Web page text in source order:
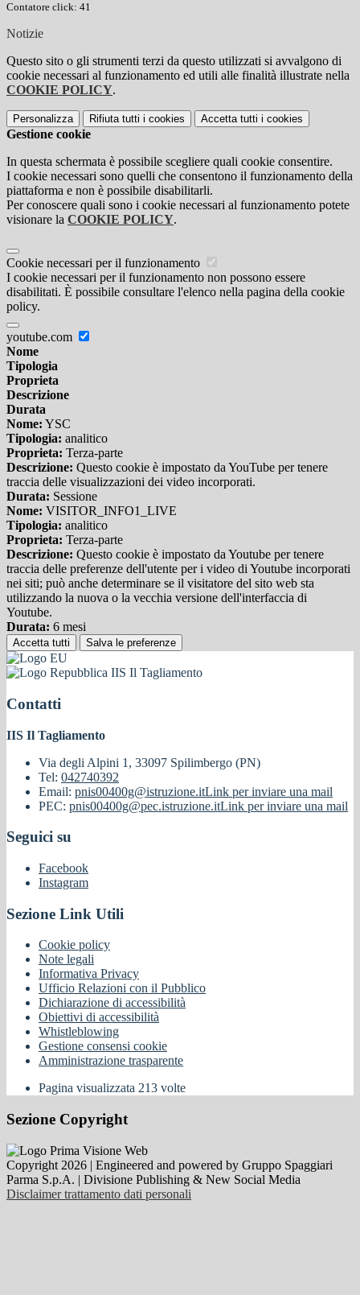
Contatore click: 41
Notizie
Questo sito o gli strumenti terzi da questo utilizzati si avvalgono di
cookie necessari al funzionamento ed utili alle finalità illustrate nella
COOKIE POLICY.
Personalizza Rifiuta tutti i cookies Accetta tutti i cookies
Gestione cookie
In questa schermata è possibile scegliere quali cookie consentire.
I cookie necessari sono quelli che consentono il funzionamento della
piattaforma e non è possibile disabilitarli.
Per conoscere quali sono i cookie necessari al funzionamento potete
visionare la COOKIE POLICY.
Cookie necessari per il funzionamento
I cookie necessari per il funzionamento non possono essere
disabilitati. È possibile consultare l'elenco nella pagina della cookie
policy.
youtube.com
Nome
Tipologia
Proprieta
Descrizione
Durata
Nome: YSC
Tipologia: analitico
Proprieta: Terza-parte
Descrizione: Questo cookie è impostato da YouTube per tenere
traccia delle visualizzazioni dei video incorporati.
Durata: Sessione
Nome: VISITOR_INFO1_LIVE
Tipologia: analitico
Proprieta: Terza-parte
Descrizione: Questo cookie è impostato da Youtube per tenere
traccia delle preferenze dell'utente per i video di Youtube incorporati
nei siti; può anche determinare se il visitatore del sito web sta
utilizzando la nuova o la vecchia versione dell'interfaccia di
Youtube.
Durata: 6 mesi
Accetta tutti Salva le preferenze
IIS Il Tagliamento
Contatti
IIS Il Tagliamento
Via degli Alpini 1, 33097 Spilimbergo (PN)
Tel: 042740392
Email: pnis00400g@istruzione.itLink per inviare una mail
PEC: pnis00400g@pec.istruzione.itLink per inviare una mail
Seguici su
Facebook
Instagram
Sezione Link Utili
Cookie policy
Note legali
Informativa Privacy
Ufficio Relazioni con il Pubblico
Dichiarazione di accessibilità
Obiettivi di accessibilità
Whistleblowing
Gestione consensi cookie
Amministrazione trasparente
Pagina visualizzata 213 volte
Sezione Copyright
Copyright 2026 | Engineered and powered by Gruppo Spaggiari
Parma S.p.A. | Divisione Publishing & New Social Media
Disclaimer trattamento dati personali